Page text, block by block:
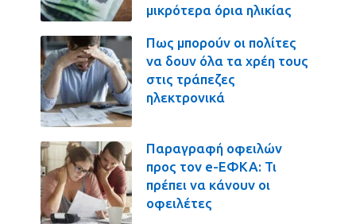
μικρότερα όρια ηλικίας
Πως μπορούν οι πολίτες
να δουν όλα τα χρέη τους
στις τράπεζες
ηλεκτρονικά
Παραγραφή οφειλών
προς τον e-ΕΦΚΑ: Τι
πρέπει να κάνουν οι
οφειλέτες